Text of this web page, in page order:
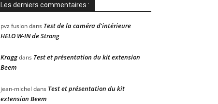
Les derniers commentaires :
pvz fusiondans Test de la caméra d’intérieure
HELO W-IN de Strong
Kraggdans Test et présentation du kit extension
Beem
jean-michel dans Test et présentation du kit
extension Beem